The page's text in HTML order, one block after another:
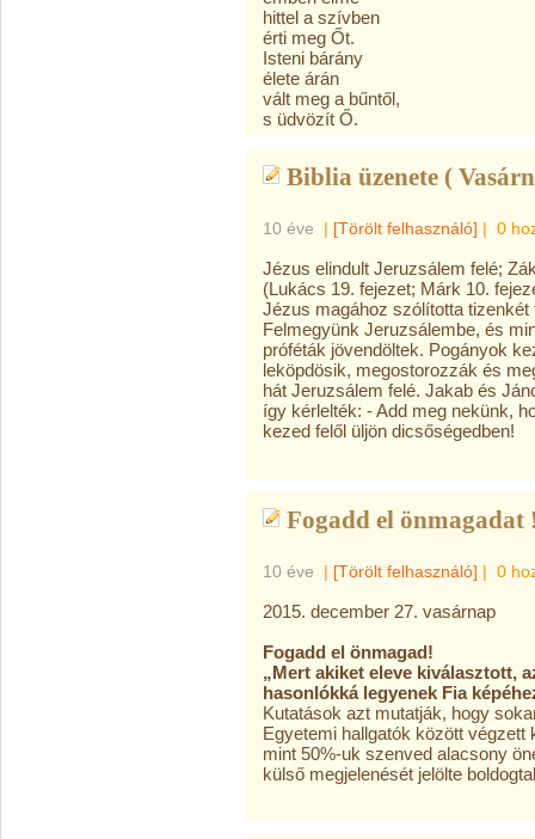
hittel a szívben
érti meg Őt.
Isteni bárány
élete árán
vált meg a bűntől,
s üdvözít Ő.
Biblia üzenete (
10 éve | [Törölt felhasználó] | 0
Jézus elindult Jeruzsálem felé;
(Lukács 19. fejezet; Márk 10.
Jézus magához szólította
Felmegyünk Jeruzsálembe, és
próféták jövendöltek. Pogányok
leköpdösik, megostorozzák és
hát Jeruzsálem felé. Jakab és
így kérlelték: - Add meg nekünk,
kezed felől üljön dicsőségedben!
Fogadd el önmagadat
10 éve | [Törölt felhasználó] | 0
2015. december 27. vasárnap
Fogadd el önmagad!
„Mert akiket eleve kiválasztott,
hasonlókká legyenek Fia
Kutatások azt mutatják, hogy
Egyetemi hallgatók között
mint 50%-uk szenved alacsony
külső megjelenését jelölte